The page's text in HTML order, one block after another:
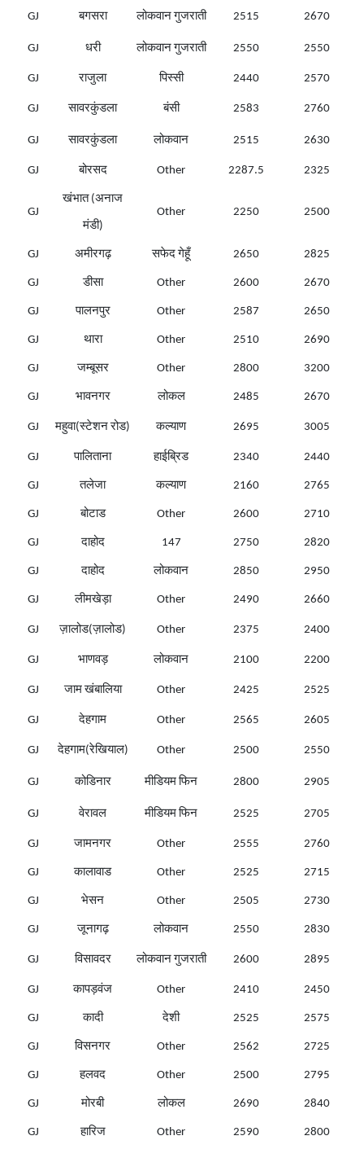
GJ बगसरा लोकवान गुजराती 2515 2670
GJ धरी लोकवान गुजराती 2550 2550
GJ राजुला पिस्सी 2440 2570
GJ सावरकुंडला बंसी 2583 2760
GJ सावरकुंडला लोकवान 2515 2630
GJ बोरसद Other 2287.5 2325
GJ
खंभात (अनाज
मंडी)
Other 2250 2500
GJ अमीरगढ़ सफेद गेहूँ 2650 2825
GJ डीसा Other 2600 2670
GJ पालनपुर Other 2587 2650
GJ थारा Other 2510 2690
GJ जम्बूसर Other 2800 3200
GJ भावनगर लोकल 2485 2670
GJ महुवा(स्टेशन रोड) कल्याण 2695 3005
GJ पालिताना हाईब्रिड 2340 2440
GJ तलेजा कल्याण 2160 2765
GJ बोटाड Other 2600 2710
GJ दाहोद 147 2750 2820
GJ दाहोद लोकवान 2850 2950
GJ लीमखेड़ा Other 2490 2660
GJ ज़ालोड(ज़ालोड) Other 2375 2400
GJ भाणवड़ लोकवान 2100 2200
GJ जाम खंबालिया Other 2425 2525
GJ देहगाम Other 2565 2605
GJ देहगाम(रेखियाल) Other 2500 2550
GJ कोडिनार मीडियम फिन 2800 2905
GJ वेरावल मीडियम फिन 2525 2705
GJ जामनगर Other 2555 2760
GJ कालावाड Other 2525 2715
GJ भेसन Other 2505 2730
GJ जूनागढ़ लोकवान 2550 2830
GJ विसावदर लोकवान गुजराती 2600 2895
GJ कापड़वंज Other 2410 2450
GJ कादी देशी 2525 2575
GJ विसनगर Other 2562 2725
GJ हलवद Other 2500 2795
GJ मोरबी लोकल 2690 2840
GJ हारिज Other 2590 2800